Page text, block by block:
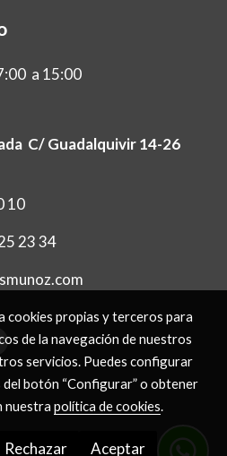
a 15:00
C/ Guadalquivir 14-26
10
23 34
cookies propias y terceros para
de la navegación de nuestros
servicios. Puedes configurar
botón “Configurar” o obtener
nuestra política de cookies.
Rechazar Aceptar